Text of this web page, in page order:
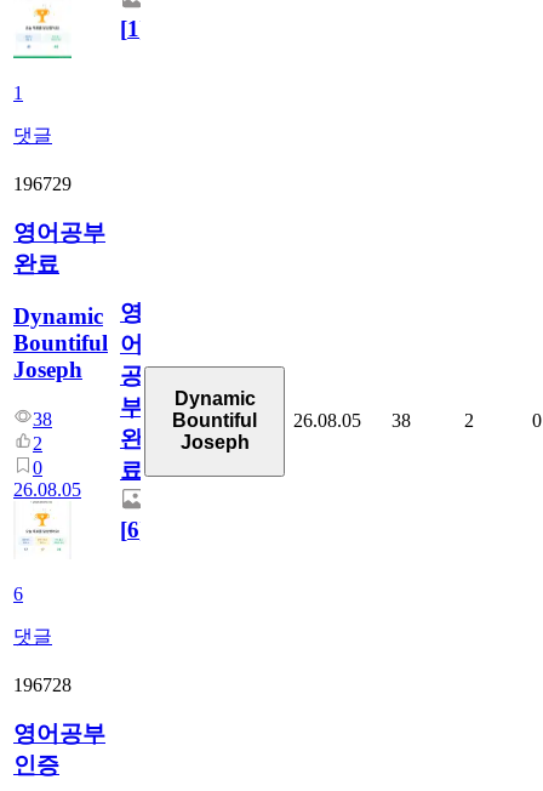
1
댓글
[1]
196729
영어공부
완료
Dynamic
Bountiful
Joseph
38
2
0
26.08.05
6
댓글
영
어
공
부
완
료
[6]
Dynamic
Bountiful
Joseph
26.08.05 38 2 0
196728
영어공부
인증